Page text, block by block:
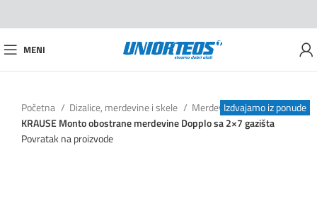
MENI
Početna Dizalice, merdevine i skele
Merdevine
KRAUSE Monto obostrane merdevine Dopplo sa 2×7 gazišta
Povratak na proizvode
Izdvajamo iz ponude
Izdvajamo iz ponude
Izdvajamo iz ponude
Izdvajamo iz ponude
Izdvajamo iz ponude